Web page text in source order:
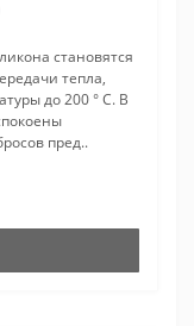
становятся
тепла,
до 200 ° C. В
пред..